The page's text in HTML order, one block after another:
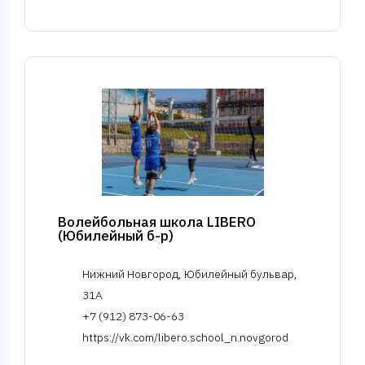
Волейбольная школа LIBERO
(Юбилейный б-р)
Нижний Новгород, Юбилейный бульвар,
31А
+7 (912) 873-06-63
https://vk.com/libero.school_n.novgorod